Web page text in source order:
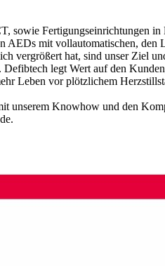
sowie Fertigungseinrichtungen
AEDs mit vollautomatischen,
vergrößert hat, sind unser Ziel
Defibtech legt Wert auf den
Leben vor plötzlichem
unserem Knowhow und den